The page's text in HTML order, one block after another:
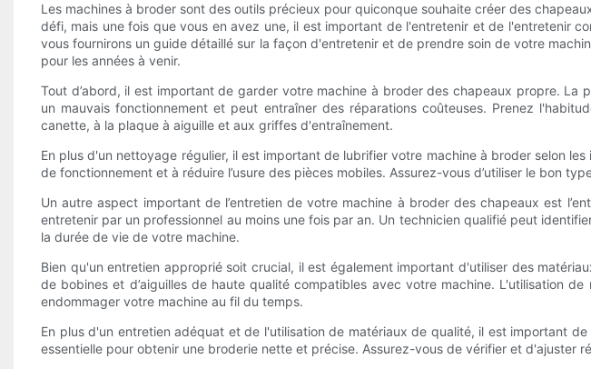
Les machines à broder sont des outils précieux pour quiconque souhaite créer des
défi, mais une fois que vous en avez une, il est important de l'entretenir et de l'entretenir
vous fournirons un guide détaillé sur la façon d'entretenir et de prendre soin de votre
pour les années à venir.
Tout d’abord, il est important de garder votre machine à broder des chapeaux propre.
un mauvais fonctionnement et peut entraîner des réparations coûteuses. Prenez
canette, à la plaque à aiguille et aux griffes d'entraînement.
En plus d'un nettoyage régulier, il est important de lubrifier votre machine à broder selon
de fonctionnement et à réduire l’usure des pièces mobiles. Assurez-vous d’utiliser le bon
Un autre aspect important de l’entretien de votre machine à broder des chapeaux est
entretenir par un professionnel au moins une fois par an. Un technicien qualifié peut
la durée de vie de votre machine.
Bien qu'un entretien approprié soit crucial, il est également important d'utiliser des
de bobines et d’aiguilles de haute qualité compatibles avec votre machine. L'utilisation
endommager votre machine au fil du temps.
En plus d'un entretien adéquat et de l'utilisation de matériaux de qualité, il est important
essentielle pour obtenir une broderie nette et précise. Assurez-vous de vérifier et d'ajuster